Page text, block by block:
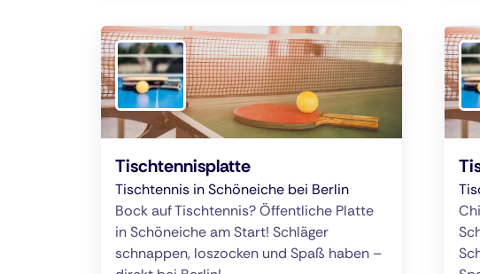
Tischtennisplatte
Tischtennis in Schöneiche bei Berlin
Bock auf Tischtennis? Öffentliche Platte
in Schöneiche am Start! Schläger
schnappen, loszocken und Spaß haben –